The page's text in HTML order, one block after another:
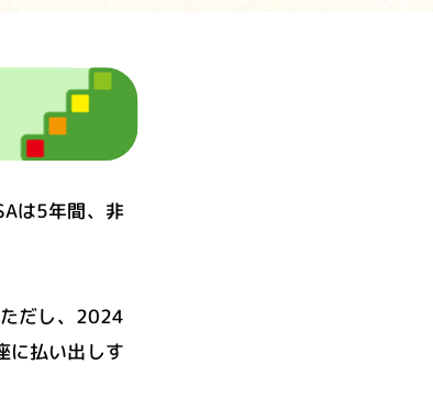
は5年間、非
だし、2024
に払い出しす